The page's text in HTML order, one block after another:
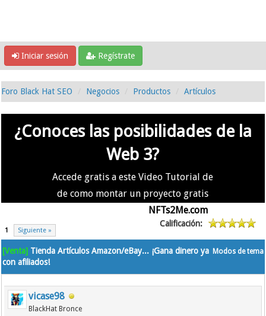
Iniciar sesión Regístrate
Foro Black Hat SEO Negocios Productos Artículos
¿Conoces las posibilidades de la
Web 3?
Accede gratis a este Video Tutorial de
de como montar un proyecto gratis
NFTs2Me.com
1 Siguiente »
Calificación:
Modos de tema
[Venta] Tienda Artículos Amazon/eBay... ¡Gana dinero ya
con afiliados!
vicase98
BlackHat Bronce